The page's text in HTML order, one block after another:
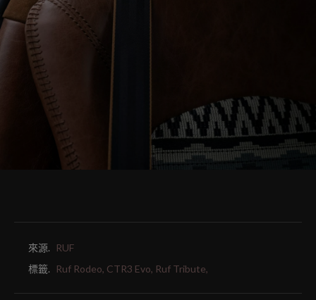
來源.
RUF
標籤.
Ruf Rodeo, CTR3 Evo, Ruf Tribute,